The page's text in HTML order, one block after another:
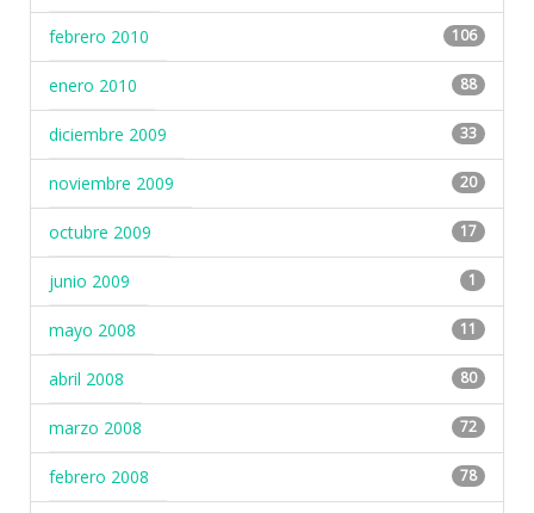
febrero 2010 106
enero 2010 88
diciembre 2009 33
noviembre 2009 20
octubre 2009 17
junio 2009 1
mayo 2008 11
abril 2008 80
marzo 2008 72
febrero 2008 78